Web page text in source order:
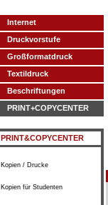
Internet
Druckvorstufe
Großformatdruck
Textildruck
Beschriftungen
PRINT+COPYCENTER
PRINT&COPYCENTER
Kopien / Drucke
Kopien für Studenten